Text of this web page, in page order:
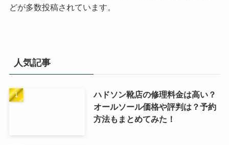
どが多数投稿されています。
人気記事
ハドソン靴店の修理料金は高い？
オールソール価格や評判は？予約
方法もまとめてみた！